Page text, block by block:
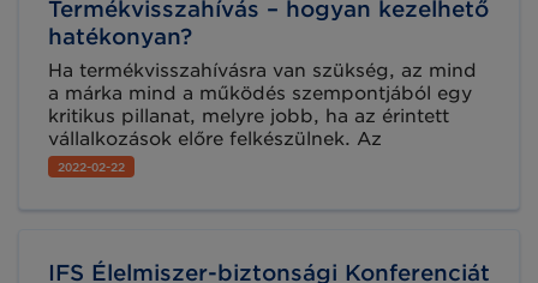
érték el.
Termékvisszahívás – hogyan kezelhető
hatékonyan?
Ha termékvisszahívásra van szükség, az mind
a márka mind a működés szempontjából egy
kritikus pillanat, melyre jobb, ha az érintett
vállalkozások előre felkészülnek. Az
élelmiszerlánc összetett hálózatában fontos,
hogy minden szereplő – vállalkozó, hatóság,
biztonsági előírásoknak, köteles tudatni ezt a
2022-02-22
IFS Élelmiszer-biztonsági Konferenciát